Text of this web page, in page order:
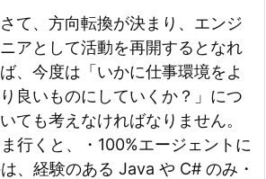
さて、方向転換が決まり、エンジ
ニアとして活動を再開するとなれ
ば、今度は「いかに仕事環境をよ
り良いものにしていくか？」につ
いても考えなければなりません。
行くと、
・100%エージェントに
は、経験のある Java や C# のみ ・